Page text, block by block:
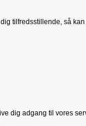
tilfredsstillende, så kan
dig adgang til vores